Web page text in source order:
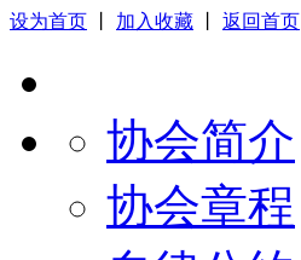
设为首页 加入收藏 返回首页
协会简介
协会章程